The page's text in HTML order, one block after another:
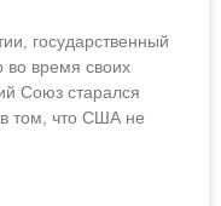
государственный
во время своих
Союз старался
в том, что США не